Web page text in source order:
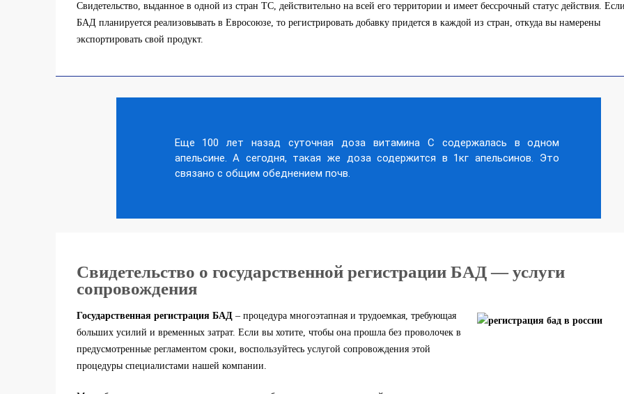
Свидетельство, выданное в одной из стран ТС, действительно на всей его территории и имеет бессрочный статус действия.
БАД планируется реализовывать в Евросоюзе, то регистрировать добавку придется в каждой из стран, откуда вы намерены
экспортировать свой продукт.
Еще 100 лет назад суточная доза витамина C содержалась в одном
апельсине. А сегодня, такая же доза содержится в 1кг апельсинов. Это
связано с общим обеднением почв.
Свидетельство о государственной регистрации БАД — услуги
сопровождения
Государственная регистрация БАД– процедура многоэтапная и трудоемкая, требующая
больших усилий и временных затрат. Если вы хотите, чтобы она прошла без проволочек в
предусмотренные регламентом сроки, воспользуйтесь услугой сопровождения этой
процедуры специалистами нашей компании.